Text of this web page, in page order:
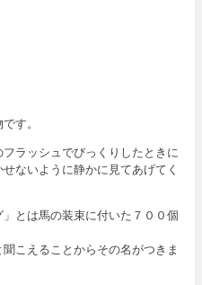
す。
ラッシュでびっくりしたときに
ないように静かに見てあげてく
とは馬の装束に付いた７００個
こえることからその名がつきま